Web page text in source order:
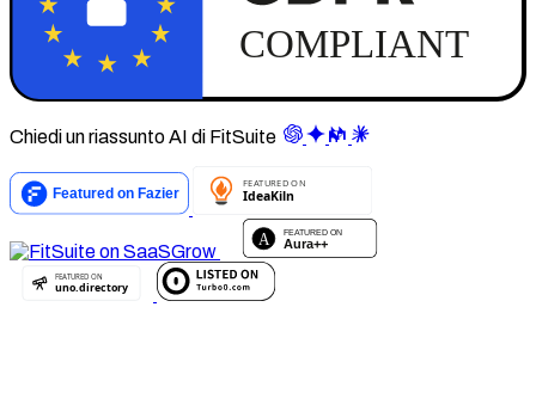
Chiedi un riassunto AI di FitSuite